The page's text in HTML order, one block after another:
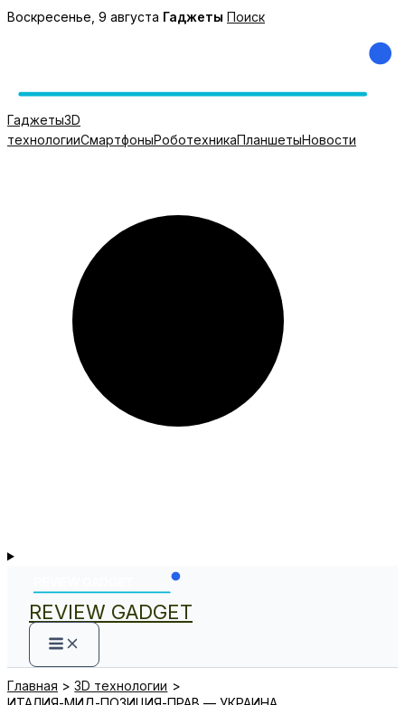
Перейти
Воскресенье, 9 августа Гаджеты Поиск
Гаджеты3D
технологииСмартфоныРоботехникаПланшетыНовости
REVIEW GADGET
Главная
3D технологии